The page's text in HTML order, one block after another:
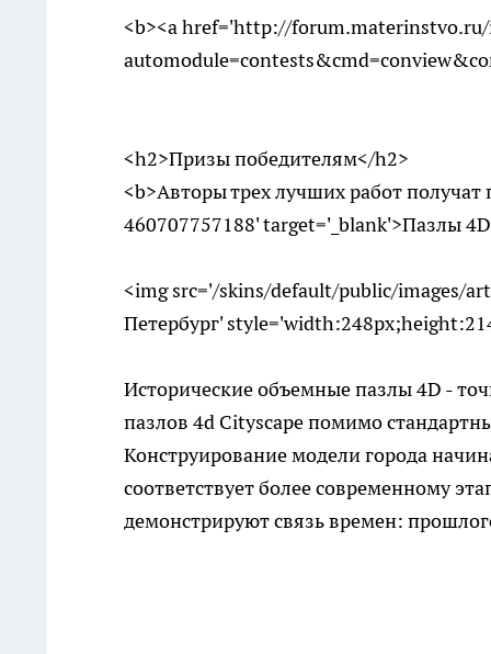
<b><a href='http://
<h2>Призы победителям</h2>
<b>Авторы трех лучших работ
460707757188' target='_blank'>Пазлы
<img src='/skins/default/public/images/
Петербург'
Исторические объемные пазлы 4D -
пазлов 4d Cityscape помимо
Конструирование модели города
соответствует более современному
демонстрируют связь времен: